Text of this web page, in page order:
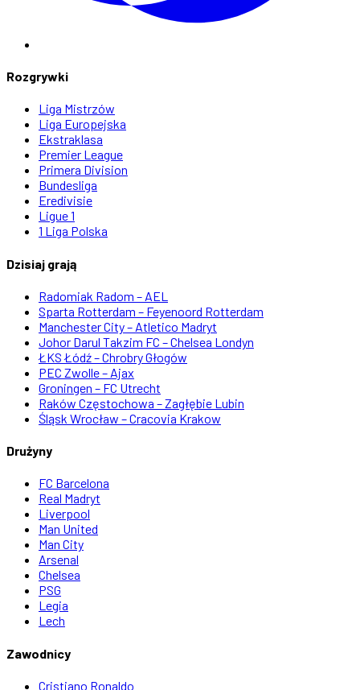
Rozgrywki
Liga Mistrzów
Liga Europejska
Ekstraklasa
Premier League
Primera Division
Bundesliga
Eredivisie
Ligue 1
1 Liga Polska
Dzisiaj grają
Radomiak Radom – AEL
Sparta Rotterdam – Feyenoord Rotterdam
Manchester City – Atletico Madryt
Johor Darul Takzim FC – Chelsea Londyn
ŁKS Łódź – Chrobry Głogów
PEC Zwolle – Ajax
Groningen – FC Utrecht
Raków Częstochowa – Zagłębie Lubin
Śląsk Wrocław – Cracovia Krakow
Drużyny
FC Barcelona
Real Madryt
Liverpool
Man United
Man City
Arsenal
Chelsea
PSG
Legia
Lech
Zawodnicy
Cristiano Ronaldo